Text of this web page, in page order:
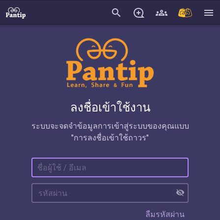
search menu
ลงชื่อเข้าใช้งาน
ระบบจะจดจำข้อมูลการเข้าสู่ระบบของคุณแบบ
"การลงชื่อเข้าใช้ถาวร"
visibility_off
ลืมรหัสผ่าน